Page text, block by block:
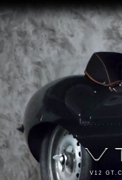
V12